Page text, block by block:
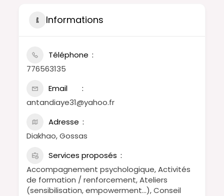
Informations
Téléphone
776563135
Email
antandiaye31@yahoo.fr
Adresse
Diakhao, Gossas
Services proposés
Accompagnement psychologique, Activités
de formation / renforcement, Ateliers
(sensibilisation, empowerment…), Conseil